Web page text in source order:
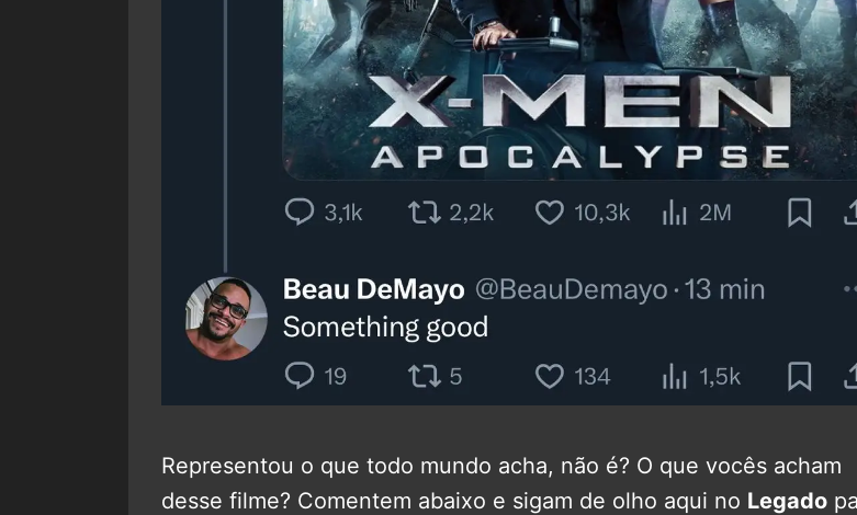
Representou o que todo mundo acha, não é? O que vocês acham
desse filme? Comentem abaixo e sigam de olho aqui no Legado